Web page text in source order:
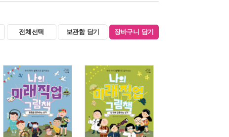
전체선택 보관함 담기 장바구니 담기